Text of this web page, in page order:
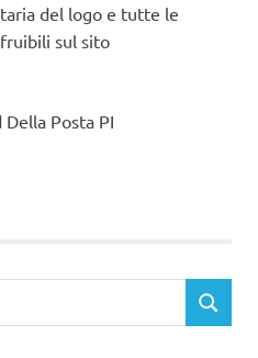
del logo e tutte le
sul sito
Posta PI
CERCA